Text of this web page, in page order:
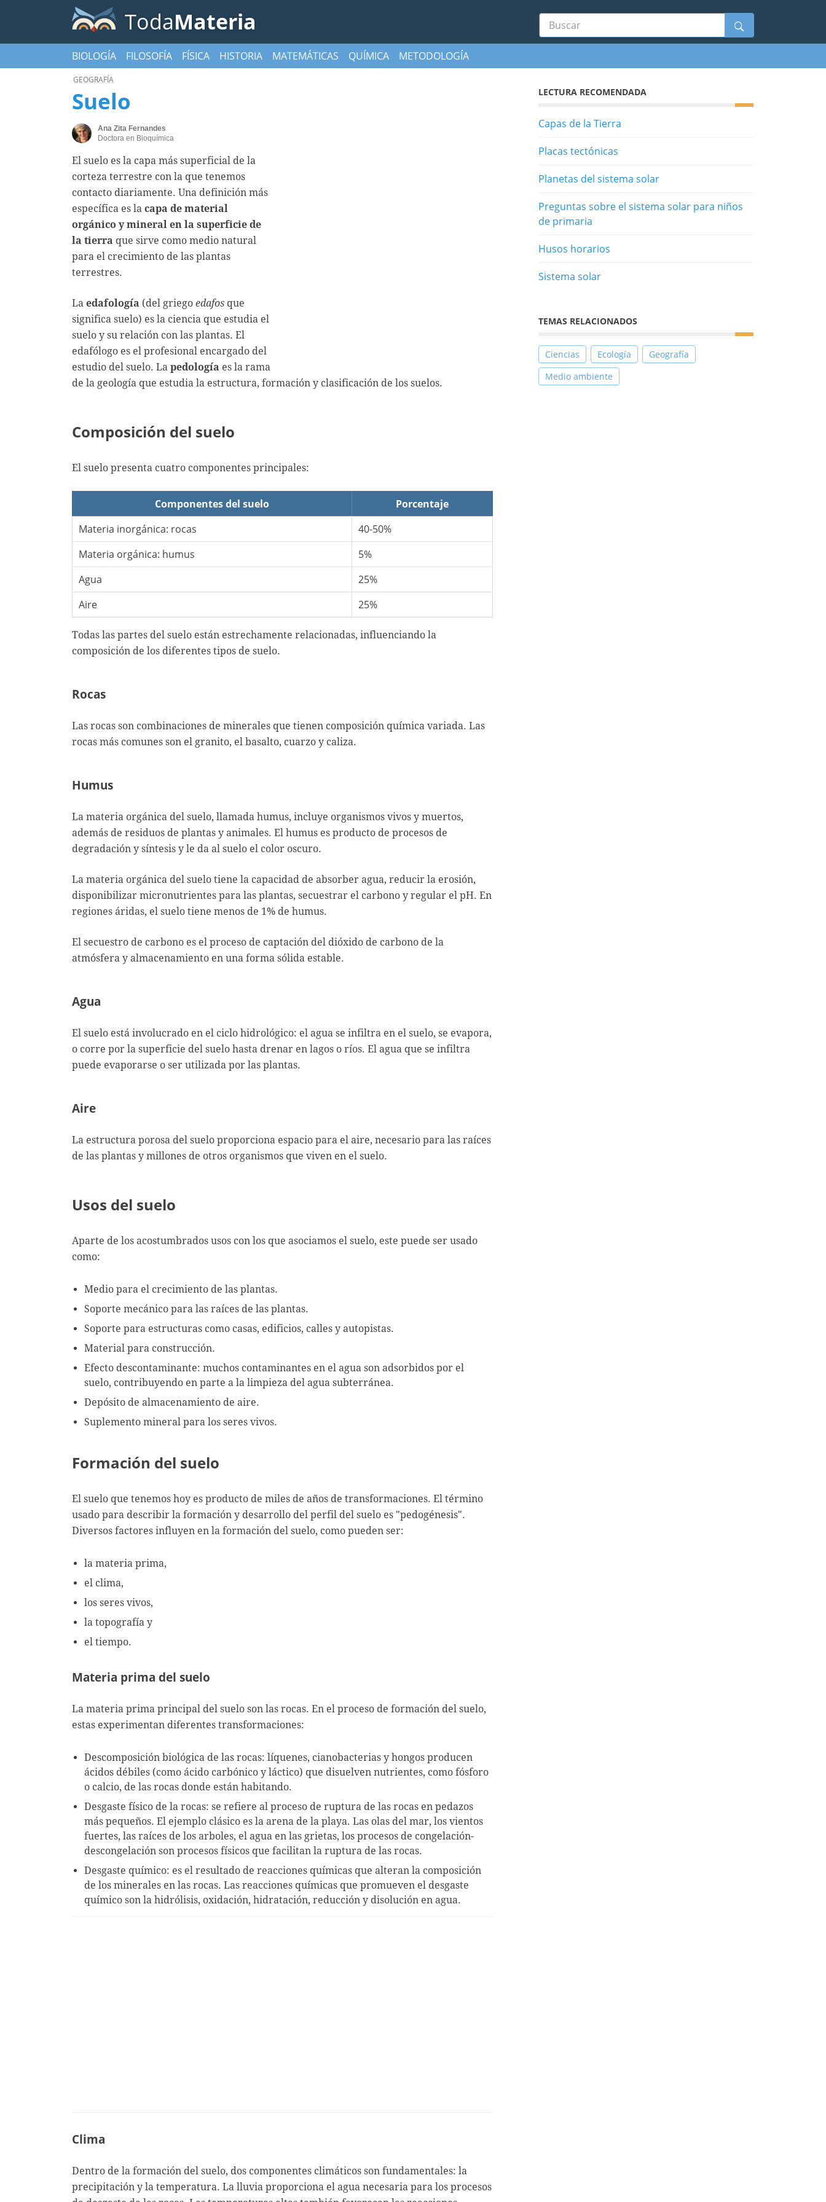
TodaMateria Buscar
BIOLOGÍA FILOSOFÍA FÍSICA HISTORIA MATEMÁTICAS QUÍMICA METODOLOGÍA
GEOGRAFÍA
Suelo
Ana Zita Fernandes
Doctora en Bioquímica
El suelo es la capa más superficial de la
corteza terrestre con la que tenemos
contacto diariamente. Una definición más
específica es la capa de material
orgánico y mineral en la superficie de
la tierra que sirve como medio natural
para el crecimiento de las plantas
terrestres.
La edafología (del griego edafos que
significa suelo) es la ciencia que estudia el
suelo y su relación con las plantas. El
edafólogo es el profesional encargado del
estudio del suelo. La pedología es la rama
de la geología que estudia la estructura, formación y clasificación de los suelos.
Composición del suelo
El suelo presenta cuatro componentes principales:
Componentes del suelo
Porcentaje
Materia inorgánica: rocas
40-50%
Materia orgánica: humus
5%
Agua
25%
Aire
25%
Todas las partes del suelo están estrechamente relacionadas, influenciando la
composición de los diferentes tipos de suelo.
Rocas
Las rocas son combinaciones de minerales que tienen composición química variada. Las
rocas más comunes son el granito, el basalto, cuarzo y caliza.
Humus
La materia orgánica del suelo, llamada humus, incluye organismos vivos y muertos,
además de residuos de plantas y animales. El humus es producto de procesos de
degradación y síntesis y le da al suelo el color oscuro.
La materia orgánica del suelo tiene la capacidad de absorber agua, reducir la erosión,
disponibilizar micronutrientes para las plantas, secuestrar el carbono y regular el pH. En
regiones áridas, el suelo tiene menos de 1% de humus.
El secuestro de carbono es el proceso de captación del dióxido de carbono de la
atmósfera y almacenamiento en una forma sólida estable.
Agua
El suelo está involucrado en el ciclo hidrológico: el agua se infiltra en el suelo, se evapora,
o corre por la superficie del suelo hasta drenar en lagos o ríos. El agua que se infiltra
puede evaporarse o ser utilizada por las plantas.
Aire
La estructura porosa del suelo proporciona espacio para el aire, necesario para las raíces
de las plantas y millones de otros organismos que viven en el suelo.
Usos del suelo
Aparte de los acostumbrados usos con los que asociamos el suelo, este puede ser usado
como:
Medio para el crecimiento de las plantas.
Soporte mecánico para las raíces de las plantas.
Soporte para estructuras como casas, edificios, calles y autopistas.
Material para construcción.
Efecto descontaminante: muchos contaminantes en el agua son adsorbidos por el
suelo, contribuyendo en parte a la limpieza del agua subterránea.
Depósito de almacenamiento de aire.
Suplemento mineral para los seres vivos.
Formación del suelo
El suelo que tenemos hoy es producto de miles de años de transformaciones. El término
usado para describir la formación y desarrollo del perfil del suelo es "pedogénesis".
Diversos factores influyen en la formación del suelo, como pueden ser:
la materia prima,
el clima,
los seres vivos,
la topografía y
el tiempo.
Materia prima del suelo
La materia prima principal del suelo son las rocas. En el proceso de formación del suelo,
estas experimentan diferentes transformaciones:
Descomposición biológica de las rocas: líquenes, cianobacterias y hongos producen
ácidos débiles (como ácido carbónico y láctico) que disuelven nutrientes, como fósforo
o calcio, de las rocas donde están habitando.
Desgaste físico de la rocas: se refiere al proceso de ruptura de las rocas en pedazos
más pequeños. El ejemplo clásico es la arena de la playa. Las olas del mar, los vientos
fuertes, las raíces de los arboles, el agua en las grietas, los procesos de congelación-
descongelación son procesos físicos que facilitan la ruptura de las rocas.
Desgaste químico: es el resultado de reacciones químicas que alteran la composición
de los minerales en las rocas. Las reacciones químicas que promueven el desgaste
químico son la hidrólisis, oxidación, hidratación, reducción y disolución en agua.
Clima
Dentro de la formación del suelo, dos componentes climáticos son fundamentales: la
precipitación y la temperatura. La lluvia proporciona el agua necesaria para los procesos
LECTURA RECOMENDADA
Capas de la Tierra
Placas tectónicas
Planetas del sistema solar
Preguntas sobre el sistema solar para niños
de primaria
Husos horarios
Sistema solar
TEMAS RELACIONADOS
Ciencias Ecología
Geografía
Medio ambiente